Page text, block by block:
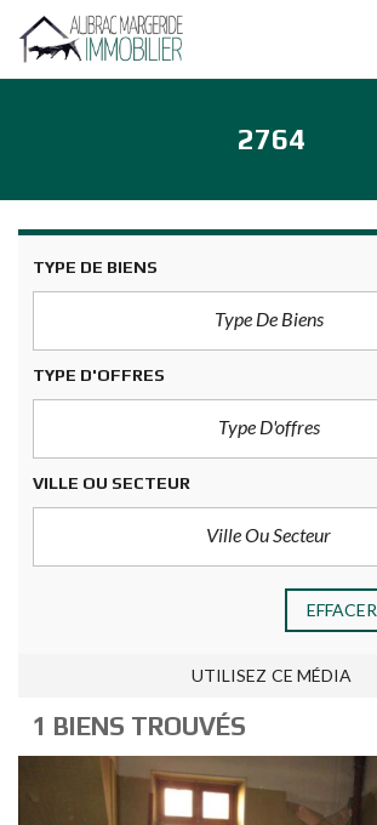
2764
TYPE DE BIENS
Type De Biens
TYPE D'OFFRES
Type D'offres
VILLE OU SECTEUR
Ville Ou Secteur
EFFACER
UTILISEZ CE MÉDIA
1 BIENS TROUVÉS